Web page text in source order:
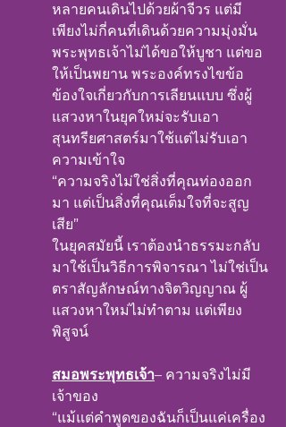
หลายคนเดินไปด้วยผ้าจีวร แต่มี
เพียงไม่กี่คนที่เดินด้วยความมุ่งมั่น
พระพุทธเจ้าไม่ได้ขอให้บูชา แต่ขอ
ให้เป็นพยาน พระองค์ทรงไขข้อ
ข้องใจเกี่ยวกับการเลียนแบบ ซึ่งผู้
แสวงหาในยุคใหม่จะรับเอา
สุนทรียศาสตร์มาใช้แต่ไม่รับเอา
ความเข้าใจ
“ความจริงไม่ใช่สิ่งที่คุณท่องออก
มา แต่เป็นสิ่งที่คุณเต็มใจที่จะสูญ
เสีย”
ในยุคสมัยนี้ เราต้องนำธรรมะกลับ
มาใช้เป็นวิธีการพิจารณา ไม่ใช่เป็น
ตราสัญลักษณ์ทางจิตวิญญาณ ผู้
แสวงหาใหม่ไม่ทำตาม แต่เพียง
พิสูจน์
สมอพระพุทธเจ้า– ความจริงไม่มี
เจ้าของ
“แม้แต่คำพูดของฉันก็เป็นแค่เครื่อง